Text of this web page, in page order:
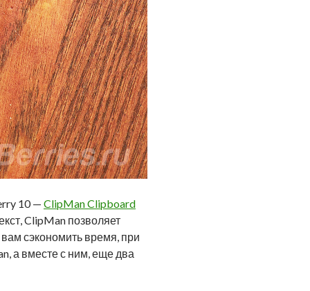
10 — ClipMan Clipboard
ClipMan позволяет
сэкономить время, при
а вместе с ним, еще два